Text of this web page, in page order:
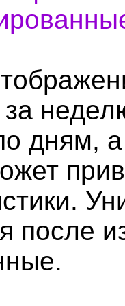
за
дням,
после